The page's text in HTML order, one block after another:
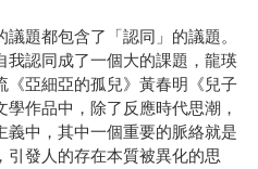
題都包含了「認同」的議題。
我認同成了一個大的課題，龍瑛
《亞細亞的孤兒》黃春明《兒子
作品中，除了反應時代思潮，
中，其中一個重要的脈絡就是
引發人的存在本質被異化的思